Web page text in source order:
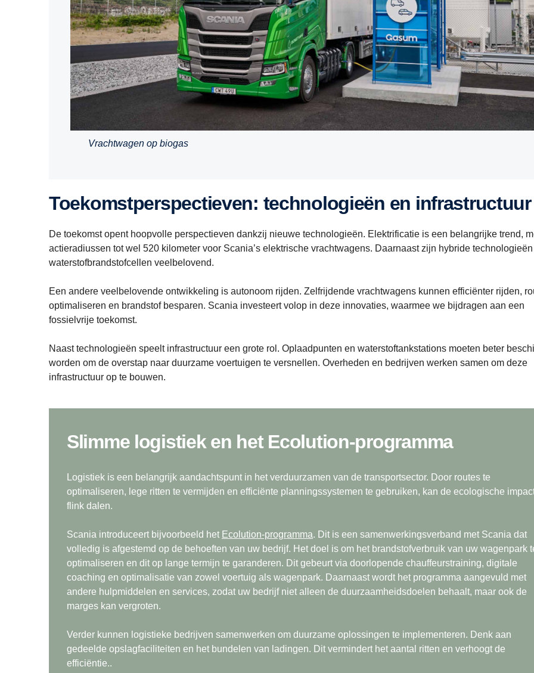
Vrachtwagen op biogas
Toekomstperspectieven: technologieën en infrastructuur
De toekomst opent hoopvolle perspectieven dankzij nieuwe technologieën. Elektrificatie is een belangrijke trend,
actieradiussen tot wel 520 kilometer voor Scania’s elektrische vrachtwagens. Daarnaast zijn hybride
waterstofbrandstofcellen veelbelovend.
Een andere veelbelovende ontwikkeling is autonoom rijden. Zelfrijdende vrachtwagens kunnen efficiënter rijden,
optimaliseren en brandstof besparen. Scania investeert volop in deze innovaties, waarmee we bijdragen aan een
fossielvrije toekomst.
Naast technologieën speelt infrastructuur een grote rol. Oplaadpunten en waterstoftankstations moeten beter
worden om de overstap naar duurzame voertuigen te versnellen. Overheden en bedrijven werken samen om deze
infrastructuur op te bouwen.
Slimme logistiek en het Ecolution-programma
Logistiek is een belangrijk aandachtspunt in het verduurzamen van de transportsector. Door routes te
optimaliseren, lege ritten te vermijden en efficiënte planningssystemen te gebruiken, kan de ecologische
flink dalen.
Scania introduceert bijvoorbeeld het Ecolution-programma. Dit is een samenwerkingsverband met Scania dat
volledig is afgestemd op de behoeften van uw bedrijf. Het doel is om het brandstofverbruik van uw wagenpark
optimaliseren en dit op lange termijn te garanderen. Dit gebeurt via doorlopende chauffeurstraining, digitale
coaching en optimalisatie van zowel voertuig als wagenpark. Daarnaast wordt het programma aangevuld met
andere hulpmiddelen en services, zodat uw bedrijf niet alleen de duurzaamheidsdoelen behaalt, maar ook de
marges kan vergroten.
Verder kunnen logistieke bedrijven samenwerken om duurzame oplossingen te implementeren. Denk aan
gedeelde opslagfaciliteiten en het bundelen van ladingen. Dit vermindert het aantal ritten en verhoogt de
efficiëntie..